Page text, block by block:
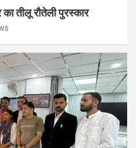
तीलू रौतेली पुरस्कार